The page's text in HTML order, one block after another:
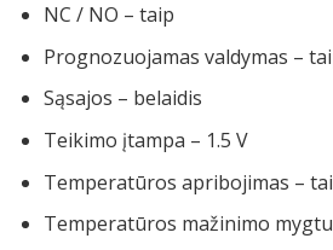
NC / NO – taip
Prognozuojamas valdymas –
Sąsajos – belaidis
Teikimo įtampa – 1.5 V
Temperatūros apribojimas –
Temperatūros mažinimo